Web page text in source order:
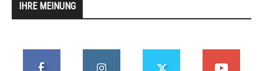
IHRE MEINUNG